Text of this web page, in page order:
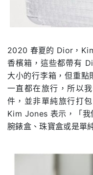
2020 春夏的 Dior ，
香檳箱，這些都帶有
大小的行李箱，但重點
一直都在旅行，所以
件，並非單純旅行打
Kim Jones 表示，「
腕錶盒、珠寶盒或是單